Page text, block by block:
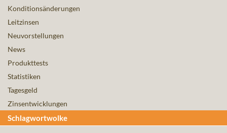
Konditionsänderungen
Leitzinsen
Neuvorstellungen
News
Produkttests
Statistiken
Tagesgeld
Zinsentwicklungen
Schlagwortwolke